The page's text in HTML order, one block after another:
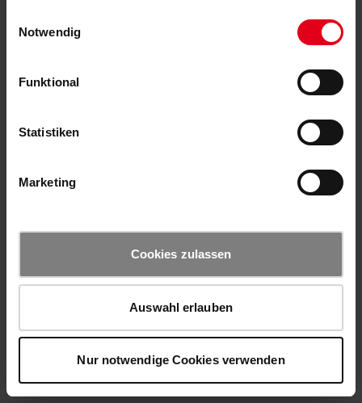
Notwendig
Funktional
Statistiken
Marketing
Cookies zulassen
Auswahl erlauben
Nur notwendige Cookies verwenden